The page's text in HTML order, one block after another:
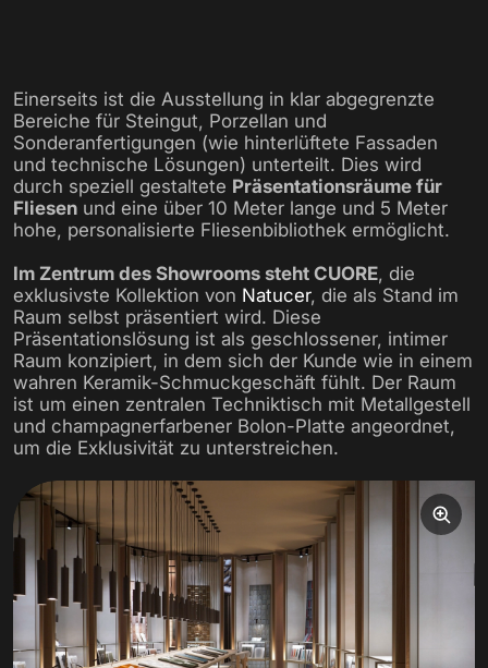
Einerseits ist die Ausstellung in klar abgegrenzte
Bereiche für Steingut, Porzellan und
Sonderanfertigungen (wie hinterlüftete Fassaden
und technische Lösungen) unterteilt. Dies wird
durch speziell gestaltete Präsentationsräume für
Fliesen und eine über 10 Meter lange und 5 Meter
hohe, personalisierte Fliesenbibliothek ermöglicht.
Im Zentrum des Showrooms steht CUORE, die
exklusivste Kollektion von Natucer, die als Stand im
Raum selbst präsentiert wird. Diese
Präsentationslösung ist als geschlossener, intimer
Raum konzipiert, in dem sich der Kunde wie in einem
wahren Keramik-Schmuckgeschäft fühlt. Der Raum
ist um einen zentralen Techniktisch mit Metallgestell
und champagnerfarbener Bolon-Platte angeordnet,
um die Exklusivität zu unterstreichen.